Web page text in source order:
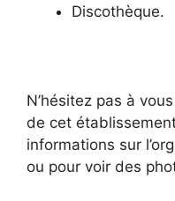
Discothèque.
N’hésitez pas à
de cet
informations sur
ou pour voir des